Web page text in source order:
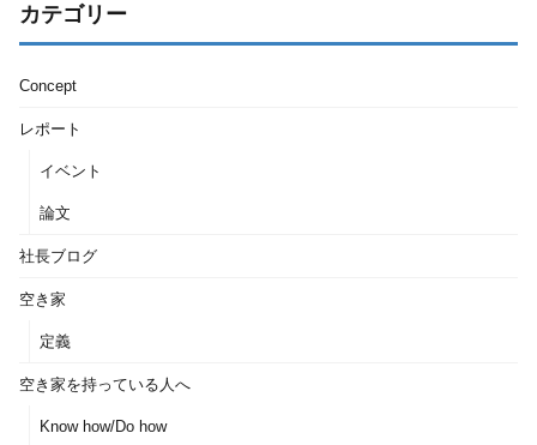
カテゴリー
Concept
レポート
イベント
論文
社長ブログ
空き家
定義
空き家を持っている人へ
Know how/Do how